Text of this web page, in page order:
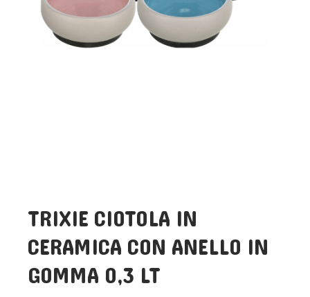
TRIXIE CIOTOLA IN
CERAMICA CON ANELLO IN
GOMMA 0,3 LT